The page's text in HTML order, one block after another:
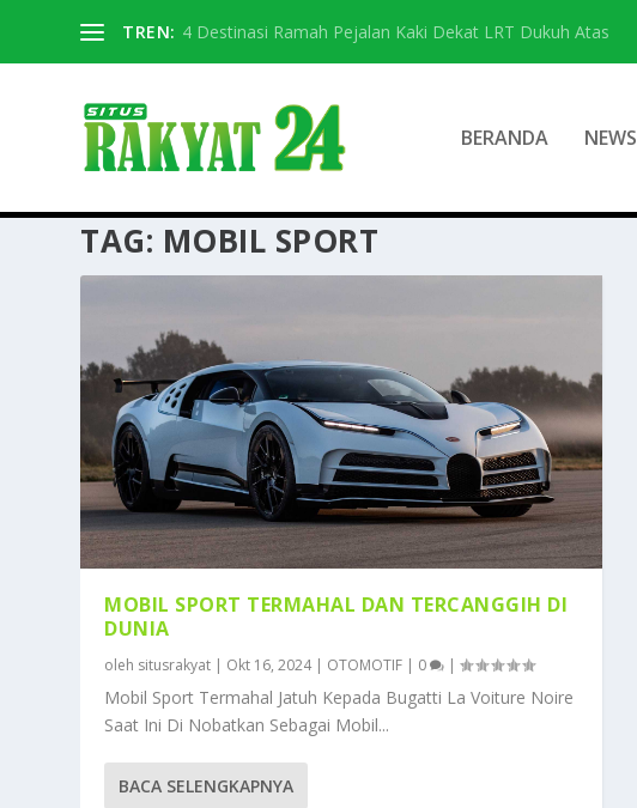
TREN: 4 Destinasi Ramah Pejalan Kaki Dekat LRT Dukuh Atas
BERANDA NEWS
TAG: MOBIL SPORT
MOBIL SPORT TERMAHAL DAN TERCANGGIH DI
DUNIA
oleh situsrakyat | Okt 16, 2024| OTOMOTIF | 0 |
Mobil Sport Termahal Jatuh Kepada Bugatti La Voiture Noire
Saat Ini Di Nobatkan Sebagai Mobil...
BACA SELENGKAPNYA